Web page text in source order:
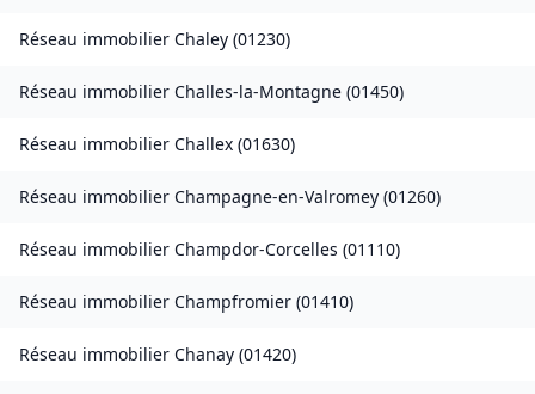
Réseau immobilier Chaley (01230)
Réseau immobilier Challes-la-Montagne (01450)
Réseau immobilier Challex (01630)
Réseau immobilier Champagne-en-Valromey (01260)
Réseau immobilier Champdor-Corcelles (01110)
Réseau immobilier Champfromier (01410)
Réseau immobilier Chanay (01420)